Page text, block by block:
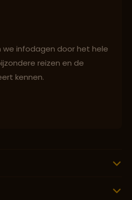
we infodagen door het hele
reizen en de
kennen.